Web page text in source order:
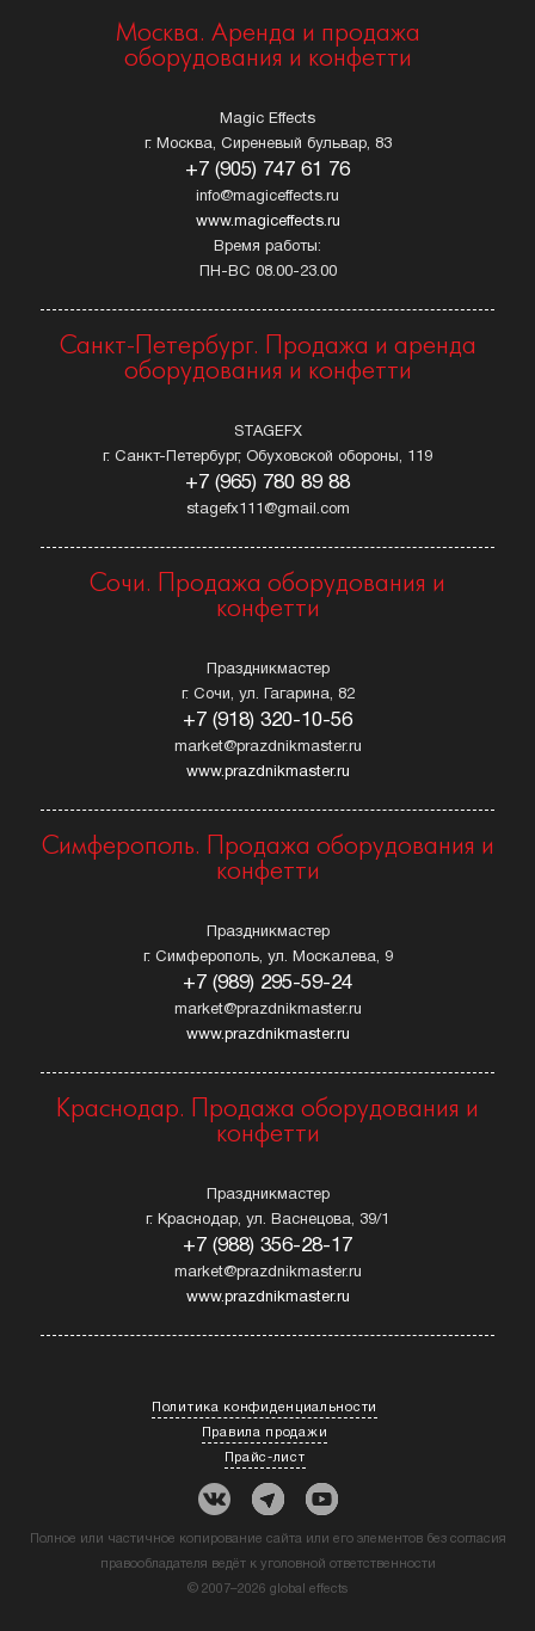
Москва. Аренда и продажа
оборудования и конфетти
Magic Effects
г. Москва, Сиреневый бульвар, 83
+7 (905) 747 61 76
info@magiceffects.ru
www.magiceffects.ru
Время работы:
ПН-ВС 08.00-23.00
Санкт-Петербург. Продажа и аренда
оборудования и конфетти
STAGEFX
г. Санкт-Петербург, Обуховской обороны, 119
+7 (965) 780 89 88
stagefx111@gmail.com
Сочи. Продажа оборудования и
конфетти
Праздникмастер
г. Сочи, ул. Гагарина, 82
+7 (918) 320-10-56
market@prazdnikmaster.ru
www.prazdnikmaster.ru
Симферополь. Продажа оборудования и
конфетти
Праздникмастер
г. Симферополь, ул. Москалева, 9
+7 (989) 295-59-24
market@prazdnikmaster.ru
www.prazdnikmaster.ru
Краснодар. Продажа оборудования и
конфетти
Праздникмастер
г. Краснодар, ул. Васнецова, 39/1
+7 (988) 356-28-17
market@prazdnikmaster.ru
www.prazdnikmaster.ru
Политика конфиденциальности
Правила продажи
Прайс-лист
Полное или частичное копирование сайта или его элементов без согласия
правообладателя ведёт к уголовной ответственности
© 2007–2026 global effects